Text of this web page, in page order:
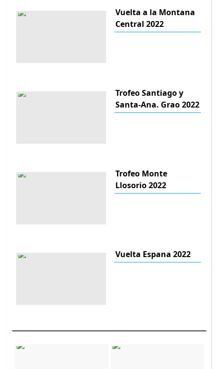
Vuelta a la Montana
Central 2022
Trofeo Santiago y
Santa-Ana. Grao 2022
Trofeo Monte
Llosorio 2022
Vuelta Espana 2022